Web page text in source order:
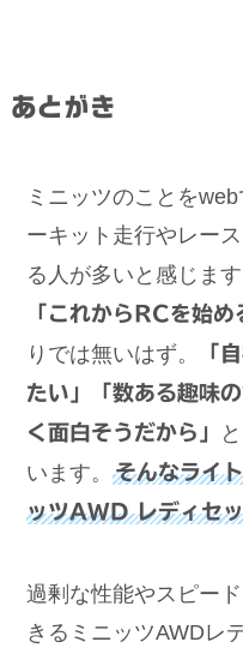
あとがき
ミニッツのことをweb
ーキット走行やレー
る人が多いと感じま
「これからRCを始め
りでは無いはず。
「
たい」「数ある趣味
く面白そうだから」
います。そんなライ
ッツAWD レディセ
過剰な性能やスピー
きるミニッツAWDレ